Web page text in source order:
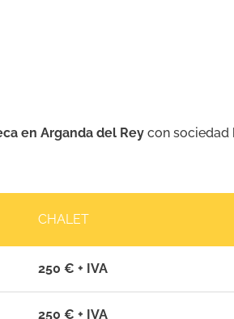
en Arganda del Rey con sociedad
CHALET
250 € + IVA
250 € + IVA